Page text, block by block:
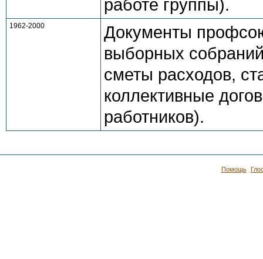
работе группы).
1962-2000
Документы
выборных
сметы расходов,
коллективные
работников).
Помощь